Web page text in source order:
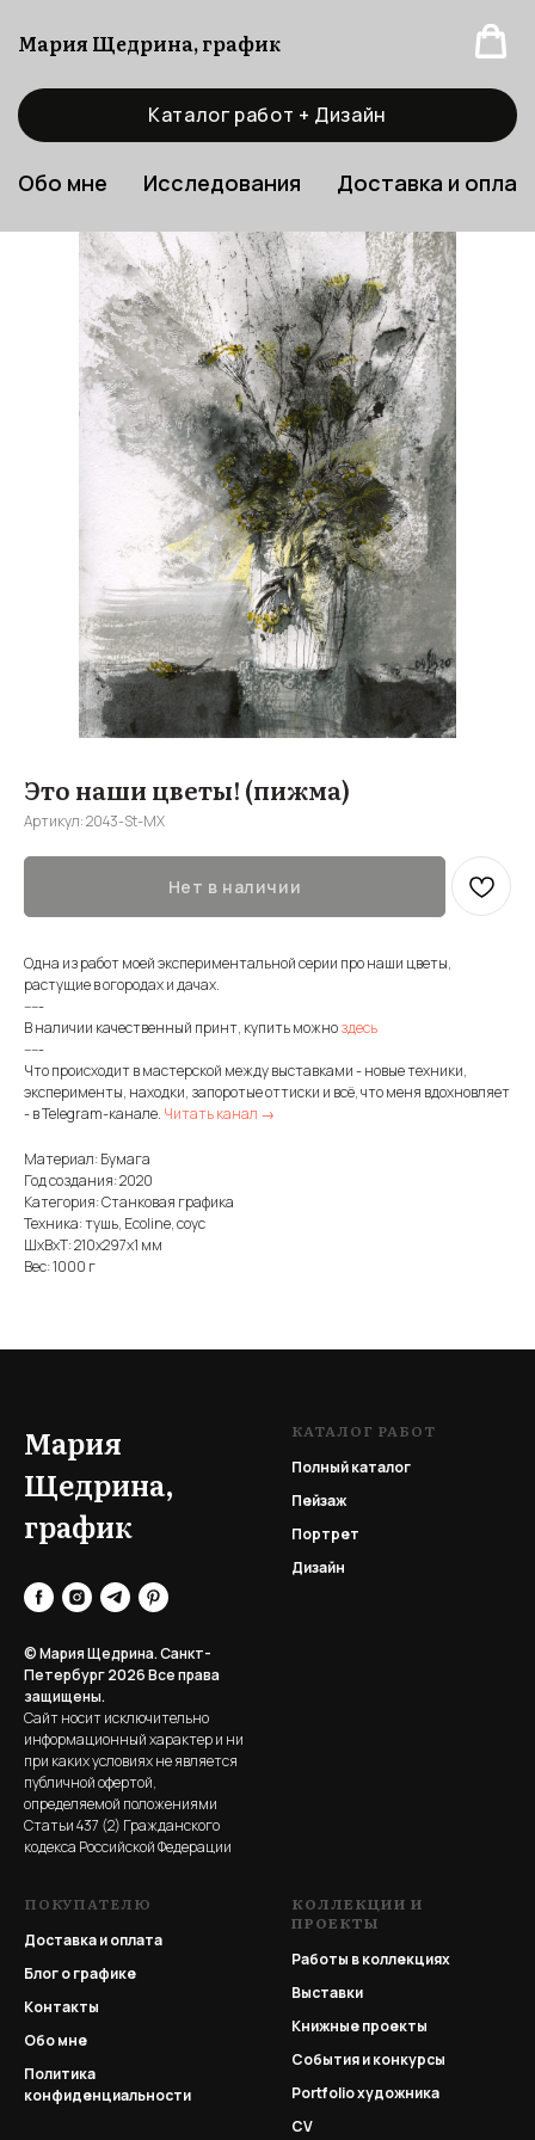
Мария Щедрина, график
Каталог работ + Дизайн
Обо мне Исследования Доставка и
Это наши цветы! (пижма)
Артикул:2043-St-MX
Нет в наличии
Одна из работ моей экспериментальной серии про наши цветы,
растущие в огородах и дачах.
-----
В наличии качественный принт, купить можноздесь
-----
Что происходит в мастерской между выставками - новые техники,
эксперименты, находки, запоротые оттиски и всё, что меня вдохновляет
- в Telegram-канале. Читать канал →
Материал: Бумага
Год создания: 2020
Категория: Станковая графика
Техника: тушь, Ecoline, соус
ШxВxТ: 210x297x1 мм
Вес: 1000 г
Мария
Щедрина,
график
© Мария Щедрина. Санкт-
Петербург 2026Все права
защищены.
Сайт носит исключительно
информационный характер и ни
при каких условиях не является
публичной офертой,
определяемой положениями
Статьи 437 (2) Гражданского
кодекса Российской Федерации
КАТАЛОГ РАБОТ
Полный каталог
Пейзаж
Портрет
Дизайн
ПОКУПАТЕЛЮ
Доставка и оплата
Блог о графике
Контакты
Обо мне
Политика
конфиденциальности
КОЛЛЕКЦИИ И
ПРОЕКТЫ
Работы в коллекциях
Выставки
Книжные проекты
События и конкурсы
Portfolioхудожника
CV